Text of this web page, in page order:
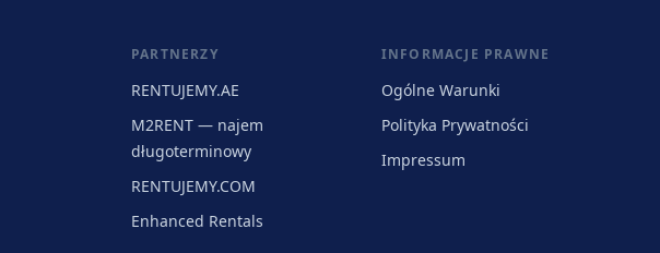
PARTNERZY
RENTUJEMY.AE
M2RENT — najem
długoterminowy
RENTUJEMY.COM
Enhanced Rentals
INFORMACJE PRAWNE
Ogólne Warunki
Polityka Prywatności
Impressum